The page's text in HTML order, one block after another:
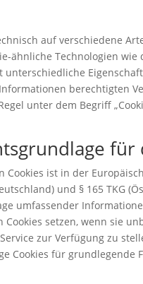
auf verschiedene
ähnliche Technologien
unterschiedliche
berechtigten
unter dem Begriff
für
Cookies ist in der
und § 165 TKG
umfassender
Cookies setzen, wenn sie
zur Verfügung zu
Cookies für